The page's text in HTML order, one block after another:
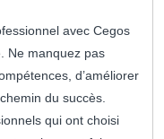
avec Cegos
Ne manquez pas
d’améliorer
du succès.
qui ont choisi